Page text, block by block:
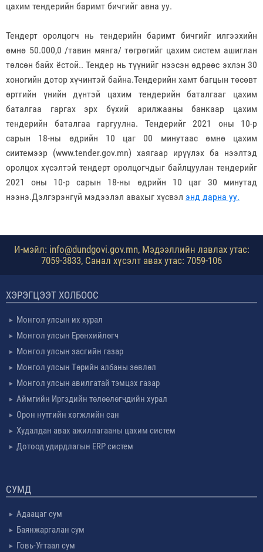
цахим тендерийн баримт бичгийг авна уу.
Тендерт оролцогч нь тендерийн баримт бичгийг илгээхийн
өмнө 50.000,0 /тавин мянга/ төгрөгийг цахим систем ашиглан
төлсөн байх ёстой.. Тендер нь түүнийг нээсэн өдрөөс эхлэн 30
хоногийн дотор хүчинтэй байна.Тендерийн хамт багцын төсөвт
өртгийн үнийн дүнтэй цахим тендерийн баталгааг цахим
баталгаа гаргах эрх бүхий арилжааны банкаар цахим
тендерийн баталгаа гаргуулна. Тендерийг 2021 оны 10-р
сарын 18-ны өдрийн 10 цаг 00 минутаас өмнө цахим
сиитемээр (www.tender.gov.mn) хаягаар ирүүлэх ба нээлтэд
оролцох хүсэлтэй тендерт оролцогчдыг байлцуулан тендерийг
2021 оны 10-р сарын 18-ны өдрийн 10 цаг 30 минутад
нээнэ.Дэлгэрэнгүй мэдээлэл авахыг хүсвэл энд дарна уу.
И-мэйл: info@dundgovi.gov.mn, Мэдээллийн лавлах утас:
7059-3833, Санал хүсэлт авах утас: 7059-106
ХЭРЭГЦЭЭТ ХОЛБООС
Монгол улсын их хурал
Монгол улсын Ерөнхийлөгч
Монгол улсын засгийн газар
Монгол улсын Төрийн албаны зөвлөл
Монгол улсын авилгатай тэмцэх газар
Аймгийн Иргэдийн төлөөлөгчдийн хурал
Орон нутгийн хөгжлийн сан
Худалдан авах ажиллагааны цахим систем
Дотоод удирдлагын ERP систем
СУМД
Адаацаг сум
Баянжаргалан сум
Говь-Угтаал сум